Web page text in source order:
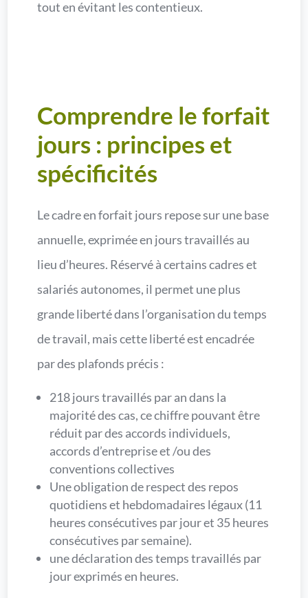
tout en évitant les contentieux.
Comprendre le forfait
jours : principes et
spécificités
Le cadre en forfait jours repose sur une base
annuelle, exprimée en jours travaillés au
lieu d’heures. Réservé à certains cadres et
salariés autonomes, il permet une plus
grande liberté dans l’organisation du temps
de travail, mais cette liberté est encadrée
par des plafonds précis :
218 jours travaillés par an dans la
majorité des cas, ce chiffre pouvant être
réduit par des accords individuels,
accords d’entreprise et /ou des
conventions collectives
Une obligation de respect des repos
quotidiens et hebdomadaires légaux (11
heures consécutives par jour et 35 heures
consécutives par semaine).
une déclaration des temps travaillés par
jour exprimés en heures.